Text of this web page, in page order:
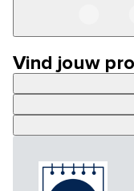
Vind jouw